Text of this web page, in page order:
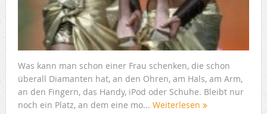
Was kann man schon einer Frau schenken, die schon
überall Diamanten hat, an den Ohren, am Hals, am Arm,
an den Fingern, das Handy, iPod oder Schuhe. Bleibt nur
noch ein Platz, an dem eine mo... Weiterlesen